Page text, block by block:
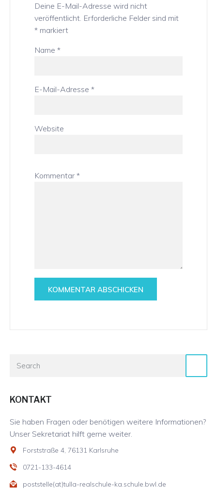
Deine E-Mail-Adresse wird nicht
veröffentlicht. Erforderliche Felder sind mit
* markiert
Name *
E-Mail-Adresse *
Website
Kommentar *
KONTAKT
Sie haben Fragen oder benötigen weitere Informationen?
Unser Sekretariat hilft gerne weiter.
Forststraße 4, 76131 Karlsruhe
0721-133-4614
poststelle(at)tulla-realschule-ka.schule.bwl.de